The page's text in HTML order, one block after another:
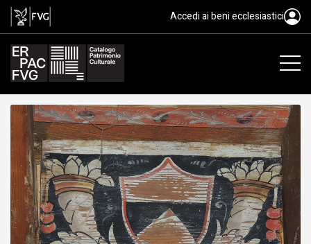
tavoletta da soffitto, ambito
Accedi ai beni ecclesiastici